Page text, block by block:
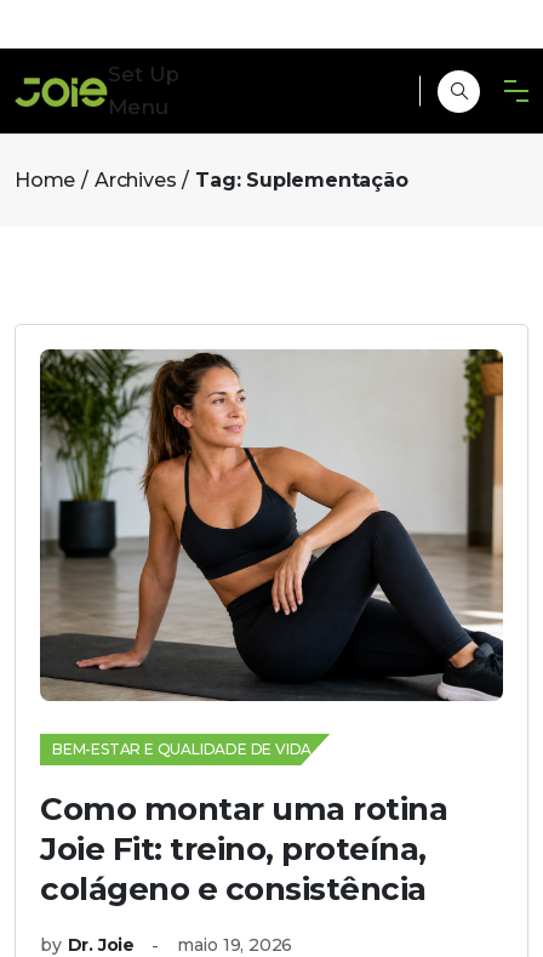
Set Up
Menu
Home Archives Tag: Suplementação
BEM-ESTAR E QUALIDADE DE VIDA
Como montar uma rotina
Joie Fit: treino, proteína,
colágeno e consistência
by Dr. Joie maio 19, 2026